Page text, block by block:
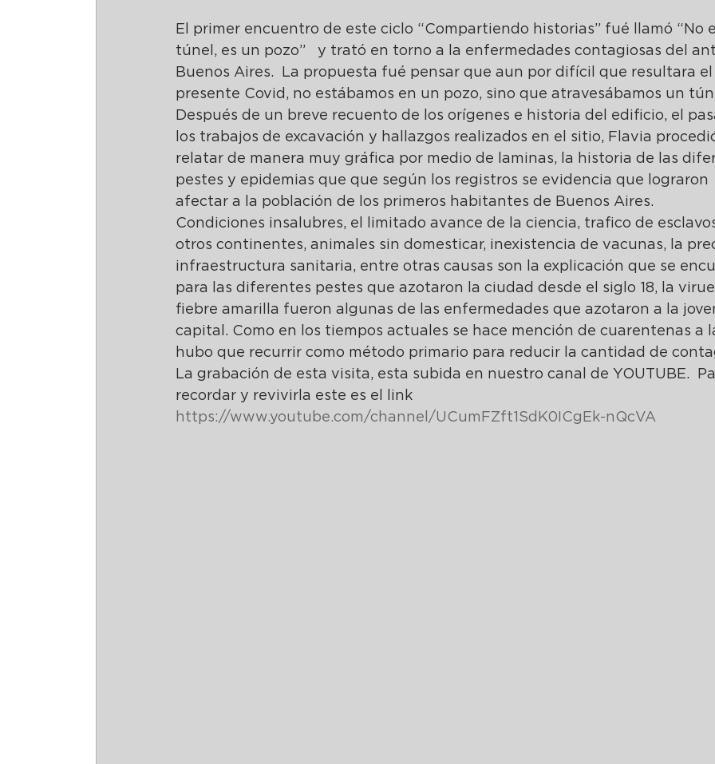
El primer encuentro de este ciclo “Compartiendo historias” fué llamó “No
túnel, es un pozo”   y trató en torno a la enfermedades contagiosas del
Buenos Aires.  La propuesta fué pensar que aun por difícil que resultara
presente Covid, no estábamos en un pozo, sino que atravesábamos un
Después de un breve recuento de los orígenes e historia del edificio, el
los trabajos de excavación y hallazgos realizados en el sitio, Flavia
relatar de manera muy gráfica por medio de laminas, la historia de las
pestes y epidemias que que según los registros se evidencia que lograron
afectar a la población de los primeros habitantes de Buenos Aires.
Condiciones insalubres, el limitado avance de la ciencia, trafico de
otros continentes, animales sin domesticar, inexistencia de vacunas, la
infraestructura sanitaria, entre otras causas son la explicación que se
para las diferentes pestes que azotaron la ciudad desde el siglo 18, la
fiebre amarilla fueron algunas de las enfermedades que azotaron a la
capital. Como en los tiempos actuales se hace mención de cuarentenas a
hubo que recurrir como método primario para reducir la cantidad de
La grabación de esta visita, esta subida en nuestro canal de YOUTUBE.
recordar y revivirla este es el link
https://www.youtube.com/channel/UCumFZft1SdK0ICgEk-nQcVA